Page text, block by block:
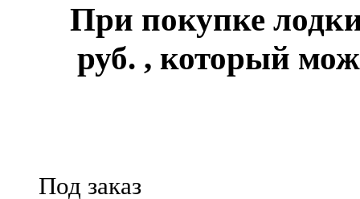
При покупке
руб. , который
Под заказ